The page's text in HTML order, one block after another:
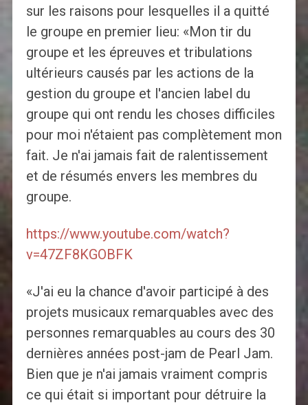
sur les raisons pour lesquelles il a quitté
le groupe en premier lieu: «Mon tir du
groupe et les épreuves et tribulations
ultérieurs causés par les actions de la
gestion du groupe et l'ancien label du
groupe qui ont rendu les choses difficiles
pour moi n'étaient pas complètement mon
fait. Je n'ai jamais fait de ralentissement
et de résumés envers les membres du
groupe.
https://www.youtube.com/watch?
v=47ZF8KGOBFK
«J'ai eu la chance d'avoir participé à des
projets musicaux remarquables avec des
personnes remarquables au cours des 30
dernières années post-jam de Pearl Jam.
Bien que je n'ai jamais vraiment compris
ce qui était si important pour détruire la